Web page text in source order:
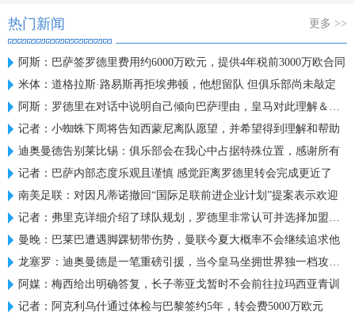
热门新闻 更多 >>
阿斯：巴萨签罗德里费用约6000万欧元，提供4年税前3000万欧合同
米体：道格拉斯·路易斯再拒埃弗顿，他想留队 但俱乐部尚未敲定
阿斯：罗德里在对话中说明自己倾向巴萨理由，皇马对此理解＆祝好
记者：小蜘蛛下周将告知西蒙尼离队愿望，并希望得到理解和帮助
迪奥曼德告别莱比锡：俱乐部会在我心中占据特殊位置，感谢所有
记者：巴萨内部态度乐观且谨慎 感觉距离罗德里转会完成更近了
南美足联：对因凡蒂诺撤回“国际足联前进企业计划”提案表示欢迎
记者：弗里克详细介绍了球队规划，罗德里非常认可并选择加盟巴萨
曼晚：巴莱巴遭遇脚踝韧带伤势，曼联今夏大概率不会继续追求他
龙塞罗：迪奥曼德是一笔重磅引援，当今皇马坐拥世界独一档攻击线
阿媒：梅西给出明确答复，长子蒂亚戈暂时不会前往拉玛西亚青训
记者：阿克利乌什通过体检与巴黎签约5年，转会费5000万欧元